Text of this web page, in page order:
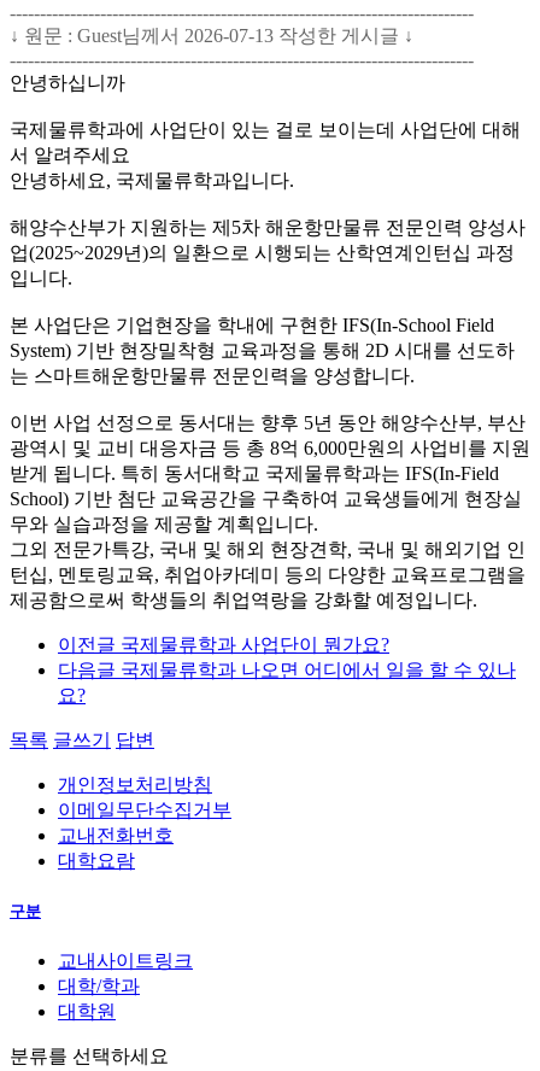
-----------------------------------------------------------------------------
↓ 원문 : Guest님께서 2026-07-13 작성한 게시글 ↓
-----------------------------------------------------------------------------
안녕하십니까
국제물류학과에 사업단이 있는 걸로 보이는데 사업단에 대해
서 알려주세요
안녕하세요, 국제물류학과입니다.
해양수산부가 지원하는 제5차 해운항만물류 전문인력 양성사
업(2025~2029년)의 일환으로 시행되는 산학연계인턴십 과정
입니다.
본 사업단은 기업현장을 학내에 구현한 IFS(In-School Field
System) 기반 현장밀착형 교육과정을 통해 2D 시대를 선도하
는 스마트해운항만물류 전문인력을 양성합니다.
이번 사업 선정으로 동서대는 향후 5년 동안 해양수산부, 부산
광역시 및 교비 대응자금 등 총 8억 6,000만원의 사업비를 지원
받게 됩니다. 특히 동서대학교 국제물류학과는 IFS(In-Field
School) 기반 첨단 교육공간을 구축하여 교육생들에게 현장실
무와 실습과정을 제공할 계획입니다.
그외 전문가특강, 국내 및 해외 현장견학, 국내 및 해외기업 인
턴십, 멘토링교육, 취업아카데미 등의 다양한 교육프로그램을
제공함으로써 학생들의 취업역랑을 강화할 예정입니다.
이전글 국제물류학과 사업단이 뭔가요?
다음글 국제물류학과 나오면 어디에서 일을 할 수 있나
요?
목록 글쓰기 답변
개인정보처리방침
이메일무단수집거부
교내전화번호
대학요람
구분
교내사이트링크
대학/학과
대학원
분류를 선택하세요